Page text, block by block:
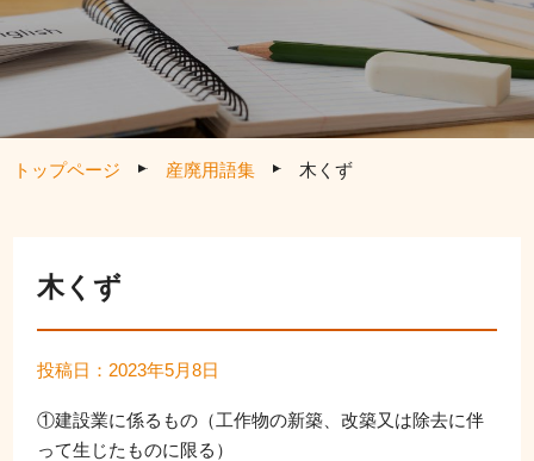
トップページ 産廃用語集 木くず
木くず
投稿日：2023年5月8日
①建設業に係るもの（工作物の新築、改築又は除去に伴
って生じたものに限る）